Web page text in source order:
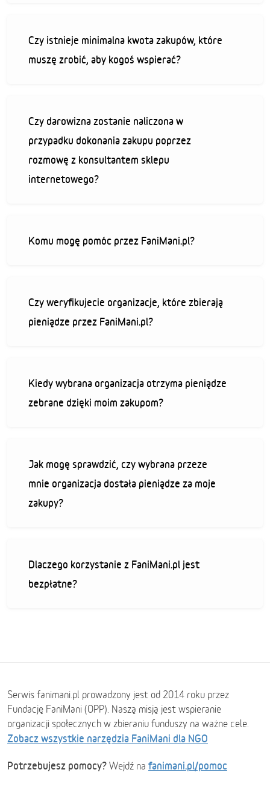
Czy istnieje minimalna kwota zakupów, które
muszę zrobić, aby kogoś wspierać?
Czy darowizna zostanie naliczona w
przypadku dokonania zakupu poprzez
rozmowę z konsultantem sklepu
internetowego?
Komu mogę pomóc przez FaniMani.pl?
Czy weryfikujecie organizacje, które zbierają
pieniądze przez FaniMani.pl?
Kiedy wybrana organizacja otrzyma pieniądze
zebrane dzięki moim zakupom?
Jak mogę sprawdzić, czy wybrana przeze
mnie organizacja dostała pieniądze za moje
zakupy?
Dlaczego korzystanie z FaniMani.pl jest
bezpłatne?
Serwis fanimani.pl prowadzony jest od 2014 roku przez
Fundację FaniMani (OPP). Naszą misją jest wspieranie
organizacji społecznych w zbieraniu funduszy na ważne cele.
Zobacz wszystkie narzędzia FaniMani dla NGO
Potrzebujesz pomocy? Wejdź na fanimani.pl/pomoc